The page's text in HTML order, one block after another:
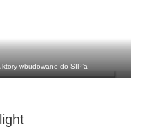
wbudowane do SIP’a